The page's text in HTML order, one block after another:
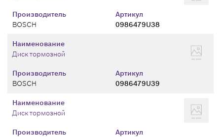
Производитель
BOSCH
Артикул
0986479U38
Производитель
BOSCH
Артикул
0986479U39
Наименование
Диск тормозной
Производитель
Артикул
Наименование
Диск тормозной